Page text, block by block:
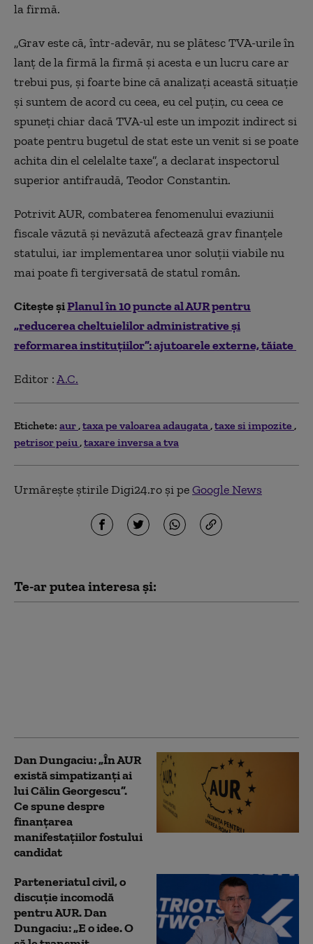
la firmă.
„Grav este că, într-adevăr, nu se plătesc TVA-urile în
lanţ de la firmă la firmă şi acesta e un lucru care ar
trebui pus, şi foarte bine că analizaţi această situaţie
şi suntem de acord cu ceea, eu cel puţin, cu ceea ce
spuneţi chiar dacă TVA-ul este un impozit indirect si
poate pentru bugetul de stat este un venit si se poate
achita din el celelalte taxe”, a declarat inspectorul
superior antifraudă, Teodor Constantin.
Potrivit AUR, combaterea fenomenului evaziunii
fiscale văzută şi nevăzută afectează grav finanţele
statului, iar implementarea unor soluţii viabile nu
mai poate fi tergiversată de statul român.
Citește șiPlanul în 10 puncte al AUR pentru
„reducerea cheltuielilor administrative şi
reformarea instituţiilor”: ajutoarele externe, tăiate
Editor :A.C.
Etichete: aur taxa pe valoarea adaugata taxe si impozite
petrisor peiu taxare inversa a tva
Urmărește știrile Digi24.ro și peGoogle News
Te-ar putea interesa și:
Dan Dungaciu: „În AUR
există simpatizanți ai
lui Călin Georgescu”.
Ce spune despre
finanțarea
manifestațiilor fostului
candidat
Parteneriatul civil, o
discuție incomodă
pentru AUR. Dan
Dungaciu: „E o idee. O